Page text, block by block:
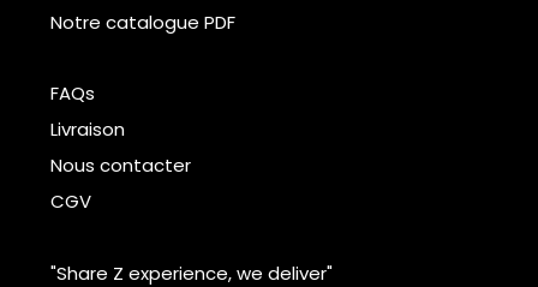
Notre catalogue PDF
FAQs
Livraison
Nous contacter
CGV
"Share Z experience, we deliver"